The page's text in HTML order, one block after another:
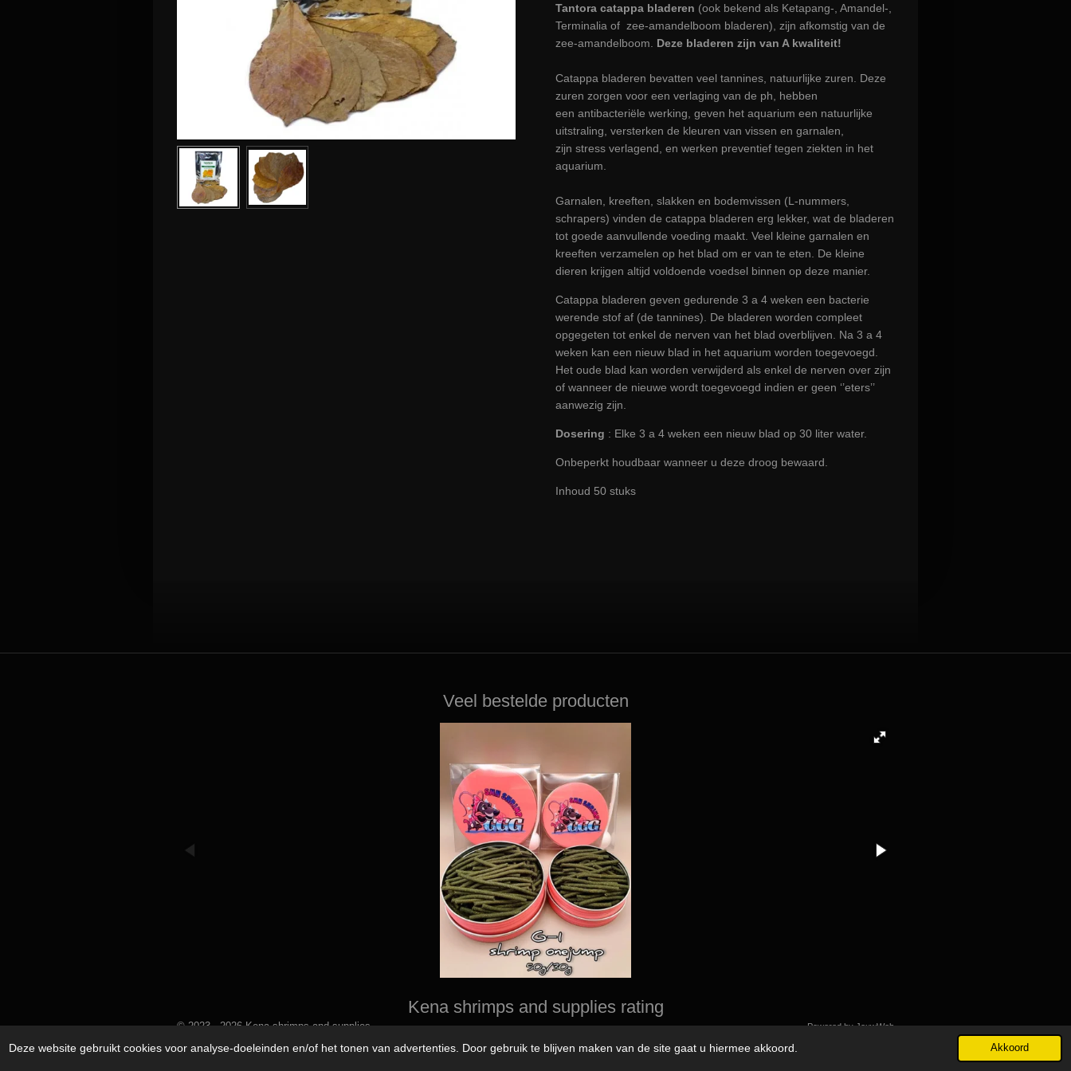
Deze website gebruikt cookies voor analyse-doeleinden en/of het tonen van advertenties. Door gebruik te blijven maken van de site gaat u hiermee akkoord. Akkoord
Tantora catappa bladeren (ook bekend als Ketapang-, Amandel-,
Terminalia of zee-amandelboom bladeren), zijn afkomstig van de
zee-amandelboom.
Deze bladeren zijn van A kwaliteit!
Catappa bladeren bevatten veel tannines, natuurlijke zuren. Deze
zuren zorgen voor een verlaging van de ph, hebben
een antibacteriële werking, geven het aquarium een natuurlijke
uitstraling, versterken de kleuren van vissen en garnalen,
zijn stress verlagend, en werken preventief tegen ziekten in het
aquarium.
Garnalen, kreeften, slakken en bodemvissen (L-nummers,
schrapers) vinden de catappa bladeren erg lekker, wat de bladeren
tot goede aanvullende voeding maakt. Veel kleine garnalen en
kreeften verzamelen op het blad om er van te eten. De kleine
dieren krijgen altijd voldoende voedsel binnen op deze manier.
Catappa bladeren geven gedurende 3 a 4 weken een bacterie
werende stof af (de tannines). De bladeren worden compleet
opgegeten tot enkel de nerven van het blad overblijven. Na 3 a 4
weken kan een nieuw blad in het aquarium worden toegevoegd.
Het oude blad kan worden verwijderd als enkel de nerven over zijn
of wanneer de nieuwe wordt toegevoegd indien er geen ‘’eters’’
aanwezig zijn.
Dosering : Elke 3 a 4 weken een nieuw blad op 30 liter water.
Onbeperkt houdbaar wanneer u deze droog bewaard.
Inhoud 50 stuks
Veel bestelde producten
Kena shrimps and supplies rating
© 2023 - 2026 Kena shrimps and supplies Powered byJouwWeb